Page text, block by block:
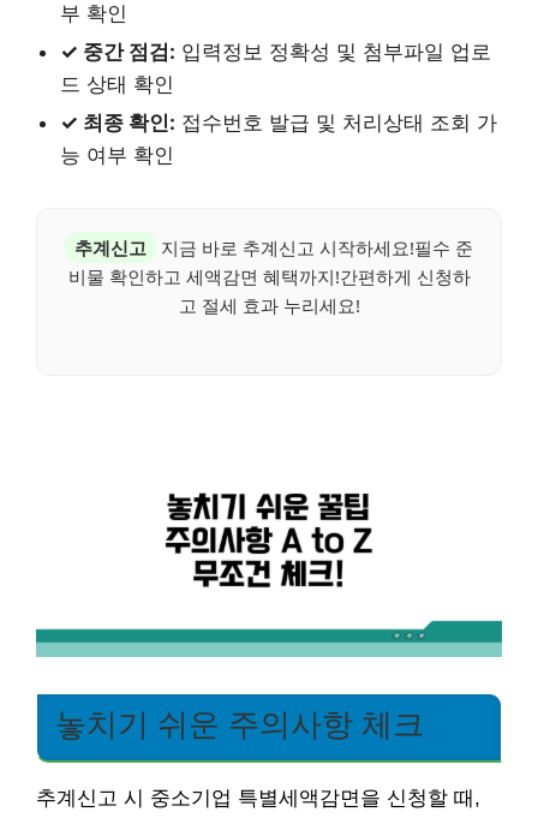
부 확인
✓ 중간 점검: 입력정보 정확성 및 첨부파일 업로
드 상태 확인
✓ 최종 확인: 접수번호 발급 및 처리상태 조회 가
능 여부 확인
추계신고
지금 바로 추계신고 시작하세요!필수 준
비물 확인하고 세액감면 혜택까지!간편하게 신청하
고 절세 효과 누리세요!
놓치기 쉬운 주의사항 체크
추계신고 시 중소기업 특별세액감면을 신청할 때,